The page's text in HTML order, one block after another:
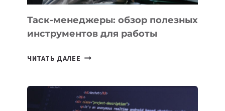
Таск-менеджеры: обзор полезных
инструментов для работы
ЧИТАТЬ ДАЛЕЕ ТАСК-
ПОЛЕЗНЫХ
ИНСТРУМЕНТОВ